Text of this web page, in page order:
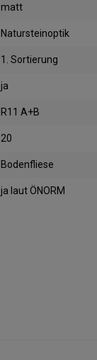
matt
Natursteinoptik
1. Sortierung
ja
R11 A+B
20
Bodenfliese
ja laut ÖNORM